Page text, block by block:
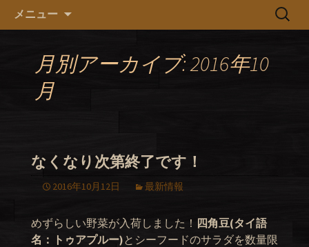
メニュー
検
月別アーカイブ: 2016年10
月
なくなり次第終了です！
2016年10月12日 最新情報
めずらしい野菜が入荷しました！ 四角豆(タイ語
名：トゥアプルー)とシーフードのサラダを数量限